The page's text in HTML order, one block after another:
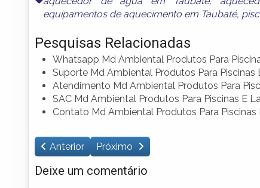
equipamentos de aquecimento em Taubaté,
Pesquisas Relacionadas
Whatsapp Md Ambiental Produtos Para
Suporte Md Ambiental Produtos Para Piscinas
Atendimento Md Ambiental Produtos Para
SAC Md Ambiental Produtos Para Piscinas E
Contato Md Ambiental Produtos Para Piscinas
Anterior Próximo
Deixe um comentário